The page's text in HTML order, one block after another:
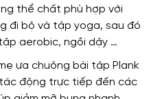
thể chất phù hợp với
đi bộ và tập yoga, sau đó
aerobic, ngồi dậy …
ưa chuộng bài tập Plank
động trực tiếp đến các